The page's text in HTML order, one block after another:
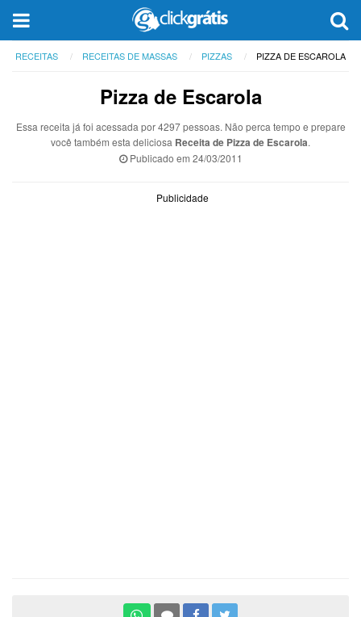
RECEITAS RECEITAS DE MASSAS PIZZAS PIZZA DE ESCAROLA
Pizza de Escarola
Essa receita já foi acessada por 4297 pessoas. Não perca tempo e prepare
você também esta deliciosa Receita de Pizza de Escarola.
Publicado em 24/03/2011
Publicidade